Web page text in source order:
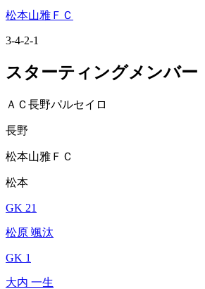
松本山雅ＦＣ
3-4-2-1
スターティングメンバー
ＡＣ長野パルセイロ
長野
松本山雅ＦＣ
松本
GK 21
松原 颯汰
GK 1
大内 一生